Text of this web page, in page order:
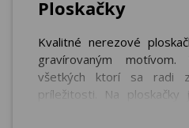
Ploskačky
Kvalitné nerezové
gravírovaným
všetkých ktorí sa radi
príležitosti. Na